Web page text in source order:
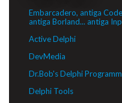
Embarcadero, antiga
antiga Borland... antiga
Active Delphi
DevMedia
Dr.Bob's Delphi
Delphi Tools